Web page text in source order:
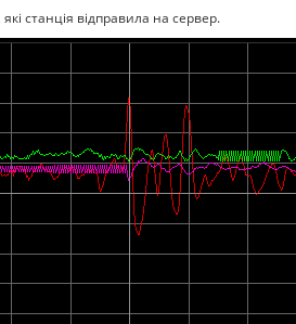
станція відправила на сервер.